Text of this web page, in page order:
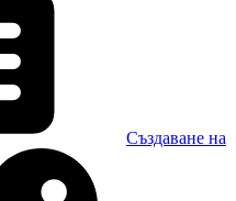
Създаване на